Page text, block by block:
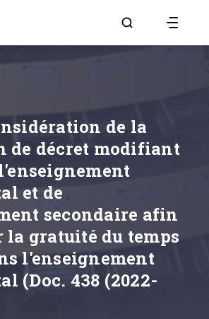
Aller à la page
de la
de décret modifiant
et de
secondaire afin
la gratuité du temps
l'enseignement
(Doc. 438 (2022-